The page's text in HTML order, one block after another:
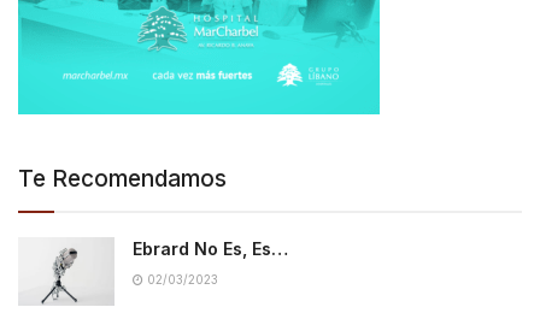
Te Recomendamos
Ebrard No Es, Es…
02/03/2023